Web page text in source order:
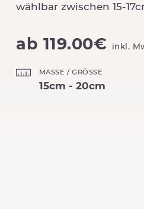
wählbar zwischen 15-
ab 119.00€ inkl.
MASSE / GRÖSSE
15cm - 20cm